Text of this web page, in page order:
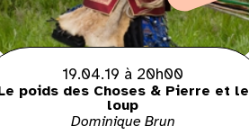
19.04.19 à 20h00
poids des Choses & Pierre et le
loup
Dominique Brun